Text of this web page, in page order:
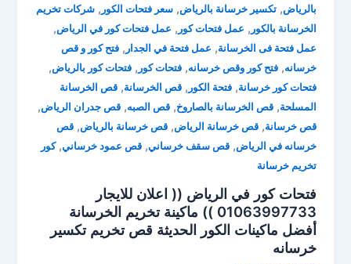
بالرياض,تكسير خرسانة بالرياض,سعر فتحات الكور ,شركات تخريم
الخرسانة بالكور , عمل فتحات كور , عمل فتحات كور في الرياض,
عمل فتحة فى الخرسانة, عمل فتحة في الجدار ,فتح كور و قص
خرسانه,فتح كور وقص خرسانه,فتحات كور ,فتحات كور بالرياض,
فتحات كور خرسانة,فتحة الكور ,قص الخرسانة,قص الخرسانة
المسلحة,قص الخرسانة بالصاروخ,قص الصبه,قص جدران الرياض,
قص خرسانة,قص خرسانة الرياض,قص خرسانة بالرياض,قص
خرسانه في الرياض,قص سقف خرساني,قص عمود خرساني,كور
تخريم خرسانة
فتحات كور في الرياض (( اعلان للايجار
01063997733 )) ماكينة تخريم الخرسانة
أفضل ماكينات الكور الحديثة قص تخريم تكسير
خرسانه